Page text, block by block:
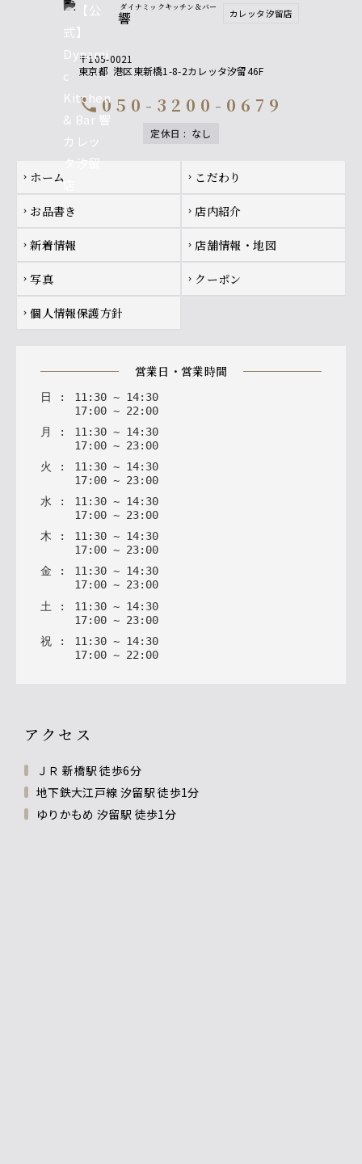
ダイナミックキッチン＆バー
響 カレッタ汐留店
〒105-0021
東京都 港区東新橋1-8-2カレッタ汐留46F
call 050-3200-0679
定休日 : なし
Footer navigation
chevron_right ホーム chevron_right こだわり
chevron_right お品書き chevron_right 店内紹介
chevron_right 新着情報 chevron_right 店舗情報・地図
chevron_right 写真 chevron_right クーポン
chevron_right 個人情報保護方針
営業日・営業時間
日 : 11 : 30 ~ 14: 30
17: 00 ~ 22 : 00
月
: 11 : 30 ~ 14: 30
17: 00 ~ 23: 00
火
: 11 : 30 ~ 14: 30
17: 00 ~ 23: 00
水 : 11 : 30 ~ 14: 30
17: 00 ~ 23: 00
木 : 11 : 30 ~ 14: 30
17: 00 ~ 23: 00
金 : 11: 30 ~ 14: 30
17: 00 ~ 23: 00
土 : 11 : 30 ~ 14: 30
17: 00 ~ 23: 00
祝 : 11 : 30 ~ 14: 30
17: 00 ~ 22 : 00
アクセス
ＪＲ 新橋駅 徒歩6分
地下鉄大江戸線 汐留駅 徒歩1分
ゆりかもめ 汐留駅 徒歩1分